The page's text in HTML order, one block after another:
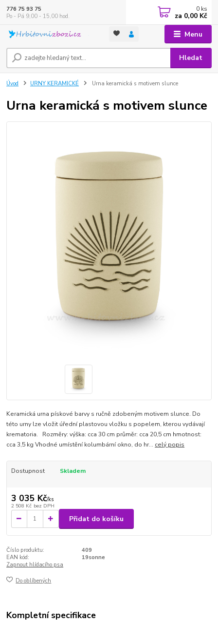
Menu
Hledat
776 75 93 75
Po - Pá 9,00 - 15,00 hod.
0 ks
za 0,00 Kč
Úvod URNY KERAMICKÉ Urna keramická s motivem slunce
Urna keramická s motivem slunce
Keramická urna pískové barvy s ručně zdobeným motivem slunce. Do
této urny lze vložit úřední plastovou vložku s popelem, kterou vydávají
krematoria. Rozměry: výška: cca 30 cm průměr: cca 20,5 cm hmotnost:
cca 3,5 kg Vhodné umístění kolumbární okno, do hr... celý popis
Dostupnost Skladem
3 035 Kč/ks
2 508 Kč bez DPH
Přidat do košíku
Číslo produktu:
409
EAN kód:
19sonne
Zapnout hlídacího psa
Do oblíbených
Kompletní specifikace